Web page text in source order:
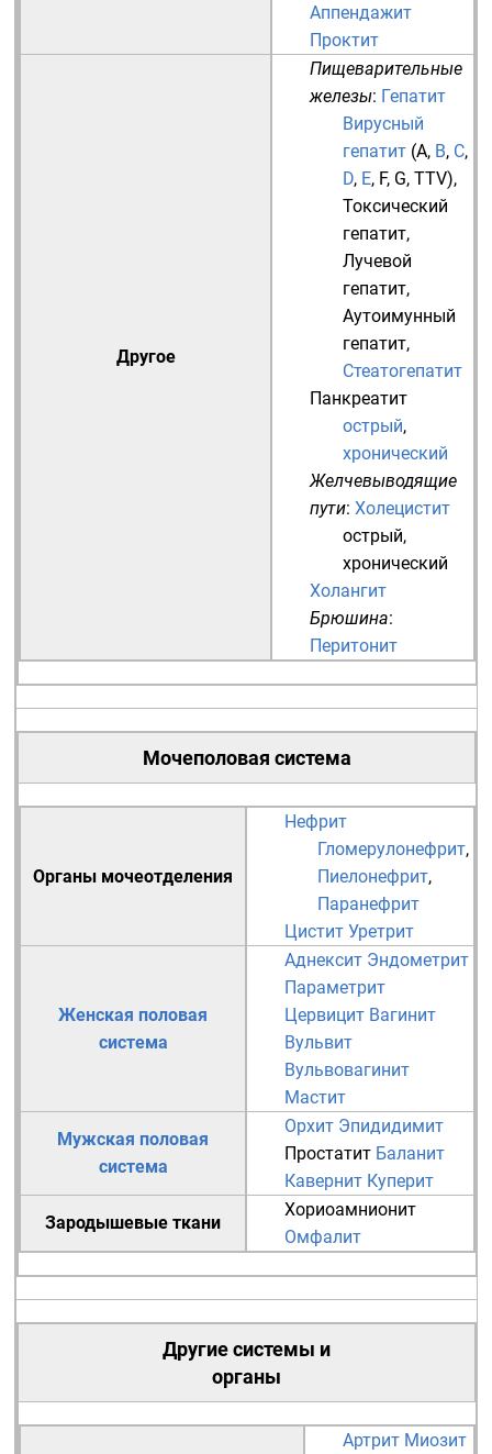
Аппендажит
Проктит
Другое
Пищеварительные
железы: Гепатит
Вирусный
гепатит (A, B, C,
D, E, F, G, TTV),
Токсический
гепатит,
Лучевой
гепатит,
Аутоимунный
гепатит,
Стеатогепатит
Панкреатит
острый,
хронический
Желчевыводящие
пути: Холецистит
острый,
хронический
Холангит
Брюшина:
Перитонит
Мочеполовая система
Органы мочеотделения
Нефрит
Гломерулонефрит,
Пиелонефрит,
Паранефрит
Цистит Уретрит
Женская половая
система
Аднексит Эндометрит
Параметрит
Цервицит Вагинит
Вульвит
Вульвовагинит
Мастит
Мужская половая
система
Орхит Эпидидимит
Простатит Баланит
Кавернит Куперит
Зародышевые ткани
Хориоамнионит
Омфалит
Другие системы и
органы
Артрит Миозит